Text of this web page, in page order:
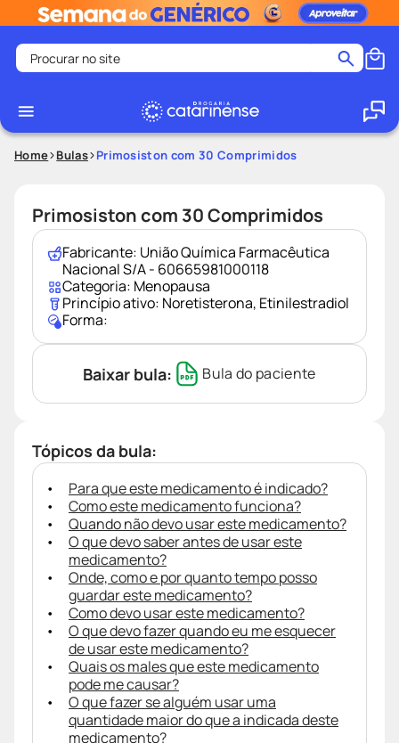
Procurar no site
1
2º
medley
4º
tadalafila
5º
ozivy
lenço umedecido
protetor solar
desodorante
9º
fralda pampers
teste gravidez
Home Bulas Primosiston com 30 Comprimidos
Primosiston com 30 Comprimidos
Fabricante: União Química Farmacêutica
Nacional S/A - 60665981000118
Categoria: Menopausa
Princípio ativo: Noretisterona, Etinilestradiol
Forma:
Baixar bula: Bula do paciente
Tópicos da bula:
Para que este medicamento é indicado?
Como este medicamento funciona?
Quando não devo usar este medicamento?
O que devo saber antes de usar este
medicamento?
Onde, como e por quanto tempo posso
guardar este medicamento?
Como devo usar este medicamento?
O que devo fazer quando eu me esquecer
de usar este medicamento?
Quais os males que este medicamento
pode me causar?
O que fazer se alguém usar uma
quantidade maior do que a indicada deste
medicamento?